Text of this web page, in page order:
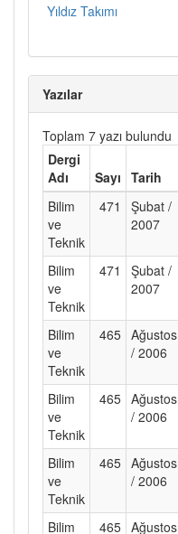
Yıldız Takımı
Yazılar
Toplam 7 yazı bulundu
Dergi
Adı
Sayı Tarih
Bilim
ve
Teknik
471
Şubat /
2007
Bilim
ve
Teknik
471
Şubat /
2007
Bilim
ve
Teknik
465 Ağustos
/ 2006
Bilim
ve
Teknik
465 Ağustos
/ 2006
Bilim
ve
Teknik
465 Ağustos
/ 2006
Bilim 465 Ağustos